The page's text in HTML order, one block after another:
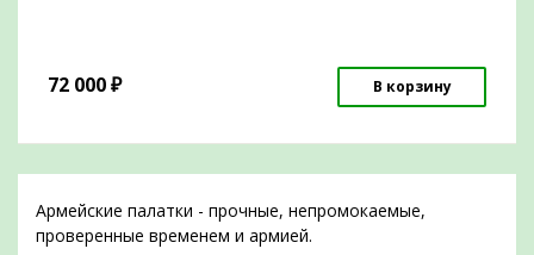
72 000₽ В корзину
Армейские палатки - прочные, непромокаемые,
проверенные временем и армией.